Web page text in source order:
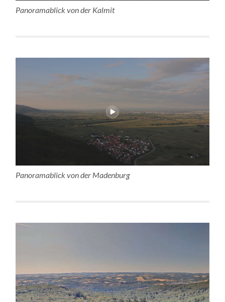
Panoramablick von der Kalmit
Panoramablick von der Madenburg